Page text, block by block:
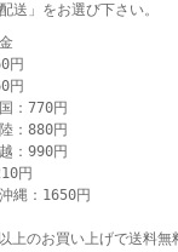
送」をお選び下さい。
円
円
：770円
：880円
：990円
円
縄：1650円
上のお買い上げで送料無